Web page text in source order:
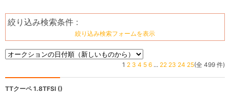
絞り込み検索条件 :
絞り込み検索フォームを表示
1 2 3 4 5 6 ... 22 23 24 25(全 499 件)
TTクーペ1.8TFSI ()